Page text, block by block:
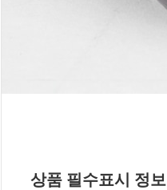
상품 필수표시 정보